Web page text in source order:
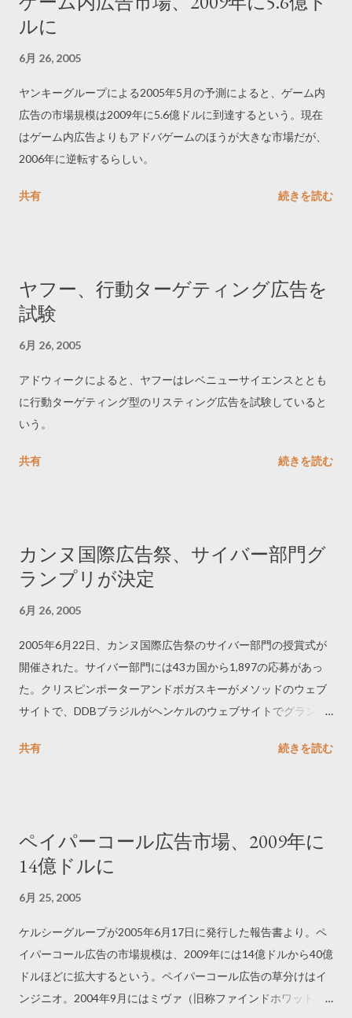
ルに
6月 26, 2005
ヤンキーグループによる2005年5月の予測によると、ゲーム内
広告の市場規模は2009年に5.6億ドルに到達するという。現在
はゲーム内広告よりもアドバゲームのほうが大きな市場だが、
2006年に逆転するらしい。
共有 続きを読む
ヤフー、行動ターゲティング広告を
試験
6月 26, 2005
アドウィークによると、ヤフーはレベニューサイエンスととも
に行動ターゲティング型のリスティング広告を試験していると
いう。
共有 続きを読む
カンヌ国際広告祭、サイバー部門グ
ランプリが決定
6月 26, 2005
2005年6月22日、カンヌ国際広告祭のサイバー部門の授賞式が
開催された。サイバー部門には43カ国から1,897の応募があっ
た。クリスピンポーターアンドボガスキーがメソッドのウェブ
サイトで、DDBブラジルがヘンケルのウェブサイトでグランプ
ールドライオン、電通がワンショウと公共広告機構でシルバー
ものが目立ったという。ビデオを利用するだけでなく、それに
よっていかにフレッシュでエモーショナルなブランド体験をさ
スがあるということ。オンラインエージェンシーとオフライン
エージェンシーが同じ土俵で競い合うことは、この分野をさら
に進化させるために意味のあることだ。 -----------------------------
- Cyber Lions Grand Prix Method "Come Clean" (Crispin Porter +
共有 続きを読む
ペイパーコール広告市場、2009年に
14億ドルに
6月 25, 2005
ケルシーグループが2005年6月17日に発行した報告書より。ペ
イパーコール広告の市場規模は、2009年には14億ドルから40億
ドルほどに拡大するという。ペイパーコール広告の草分けはイ
ンジニオ。2004年9月にはミヴァ（旧称ファインドホワット）